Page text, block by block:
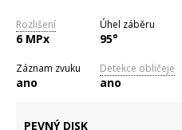
Rozlišení
6 MPx
Úhel záběru
95°
Záznam zvuku
ano
Detekce obličeje
ano
PEVNÝ DISK
D
o